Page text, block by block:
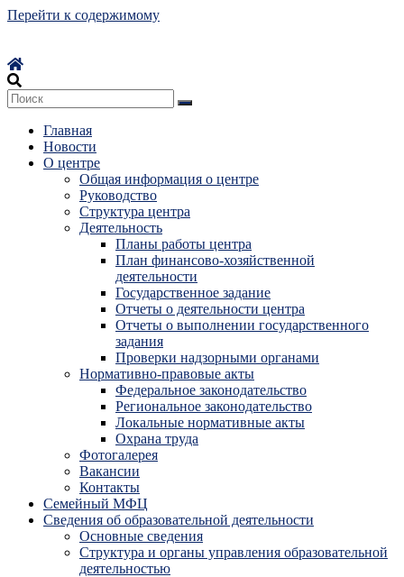
Перейти к содержимому
Главная
Новости
О центре
Общая информация о центре
Руководство
Структура центра
Деятельность
Планы работы центра
План финансово-хозяйственной
деятельности
Государственное задание
Отчеты о деятельности центра
Отчеты о выполнении государственного
задания
Проверки надзорными органами
Нормативно-правовые акты
Федеральное законодательство
Региональное законодательство
Локальные нормативные акты
Охрана труда
Фотогалерея
Вакансии
Контакты
Семейный МФЦ
Сведения об образовательной деятельности
Основные сведения
Структура и органы управления образовательной
деятельностью